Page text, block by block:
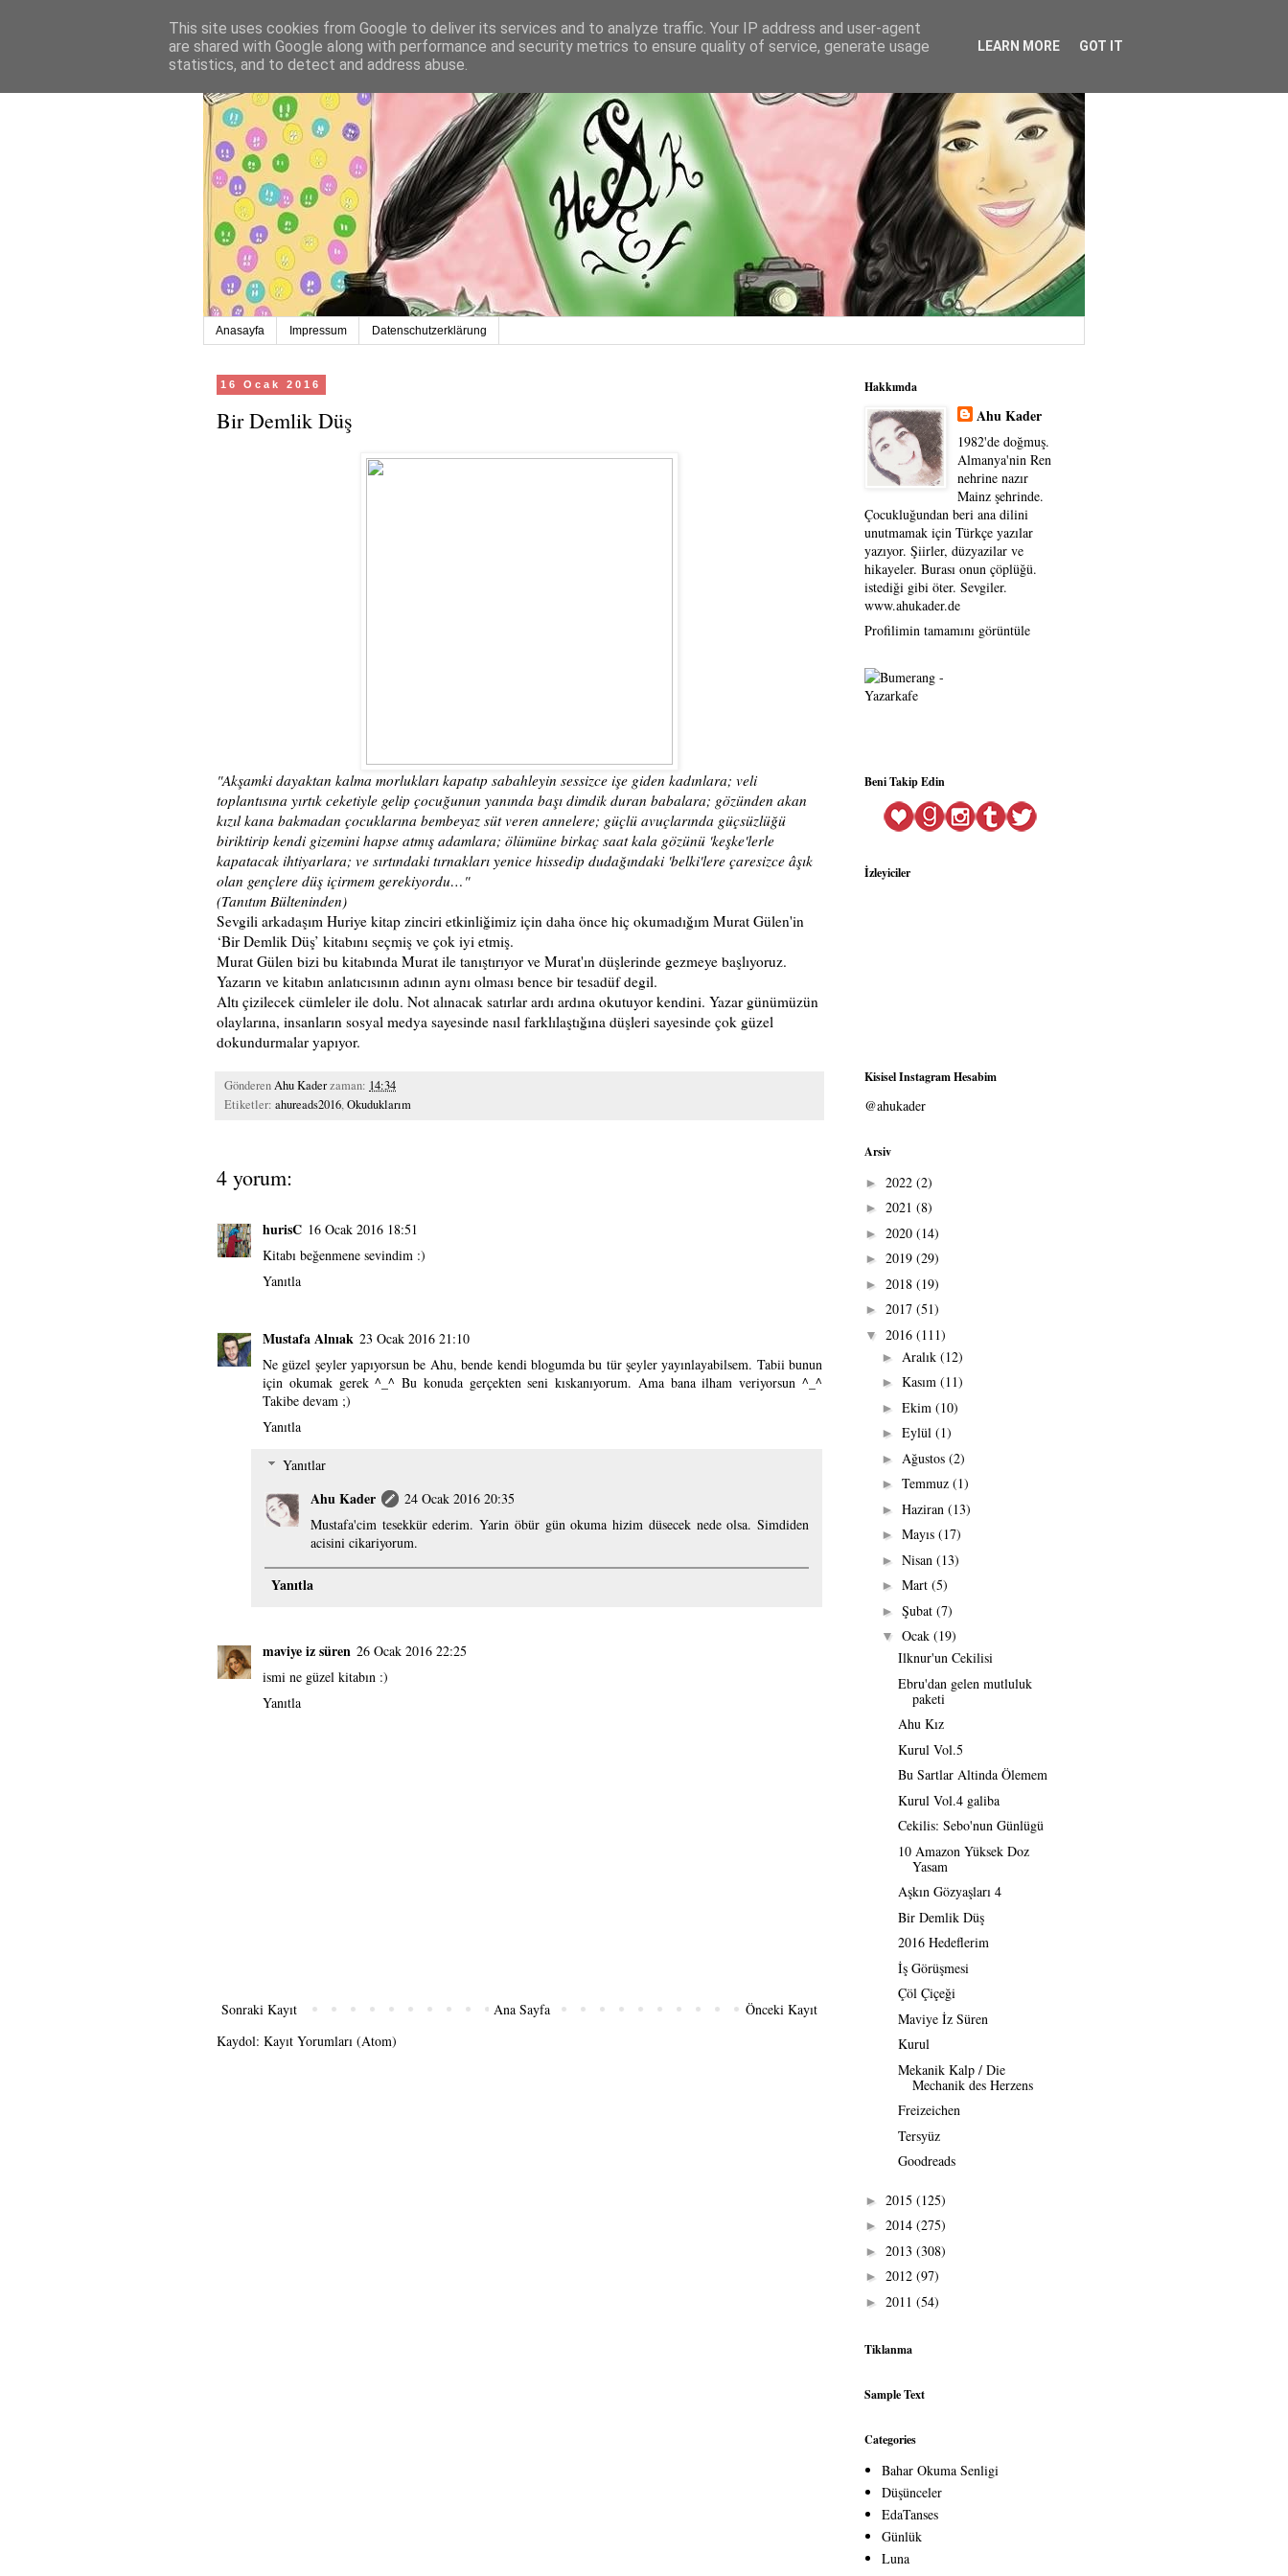
Anasayfa Impressum Datenschutzerklärung
16 Ocak 2016
Bir Demlik Düş
"Akşamki dayaktan kalma morlukları kapatıp sabahleyin sessizce işe giden kadınlara; veli
toplantısına yırtık ceketiyle gelip çocuğunun yanında başı dimdik duran babalara; gözünden akan
kızıl kana bakmadan çocuklarına bembeyaz süt veren annelere; güçlü avuçlarında güçsüzlüğü
biriktirip kendi gizemini hapse atmış adamlara; ölümüne birkaç saat kala gözünü 'keşke'lerle
kapatacak ihtiyarlara; ve sırtındaki tırnakları yenice hissedip dudağındaki 'belki'lere çaresizce âşık
olan gençlere düş içirmem gerekiyordu…"
(Tanıtım Bülteninden)
Sevgili arkadaşım Huriye kitap zinciri etkinliğimiz için daha önce hiç okumadığım Murat Gülen'in
‘Bir Demlik Düş’ kitabını seçmiş ve çok iyi etmiş.
Murat Gülen bizi bu kitabında Murat ile tanıştırıyor ve Murat'ın düşlerinde gezmeye başlıyoruz.
Yazarın ve kitabın anlatıcısının adının aynı olması bence bir tesadüf degil.
Altı çizilecek cümleler ile dolu. Not alınacak satırlar ardı ardına okutuyor kendini. Yazar günümüzün
olaylarına, insanların sosyal medya sayesinde nasıl farklılaştığına düşleri sayesinde çok güzel
dokundurmalar yapıyor.
GönderenAhu Kaderzaman: 14:34
Etiketler: ahureads2016,Okuduklarım
4 yorum:
hurisC 16 Ocak 2016 18:51
Kitabı beğenmene sevindim :)
Yanıtla
Mustafa Alnıak 23 Ocak 2016 21:10
Ne güzel şeyler yapıyorsun be Ahu, bende kendi blogumda bu tür şeyler yayınlayabilsem. Tabii bunun
için okumak gerek ^_^ Bu konuda gerçekten seni kıskanıyorum. Ama bana ilham veriyorsun ^_^
Takibe devam ;)
Yanıtla
Yanıtlar
Ahu Kader
24 Ocak 2016 20:35
Mustafa'cim tesekkür ederim. Yarin öbür gün okuma hizim düsecek nede olsa. Simdiden
acisini cikariyorum.
Yanıtla
maviye iz süren 26 Ocak 2016 22:25
ismi ne güzel kitabın :)
Yanıtla
Sonraki Kayıt Önceki Kayıt
Ana Sayfa
Kaydol: Kayıt Yorumları (Atom)
Hakkımda
Ahu Kader
1982'de doğmuş.
Almanya'nin Ren
nehrine nazır
Mainz şehrinde.
Çocukluğundan beri ana dilini
unutmamak için Türkçe yazılar
yazıyor. Şiirler, düzyazilar ve
hikayeler. Burası onun çöplüğü.
istediği gibi öter. Sevgiler.
www.ahukader.de
Profilimin tamamını görüntüle
Beni Takip Edin
İzleyiciler
Kisisel Instagram Hesabim
@ahukader
Arsiv
► 2022 (2)
► 2021 (8)
► 2020 (14)
► 2019 (29)
► 2018 (19)
► 2017 (51)
▼ 2016 (111)
► Aralık (12)
► Kasım (11)
► Ekim (10)
► Eylül (1)
► Ağustos (2)
► Temmuz (1)
► Haziran (13)
► Mayıs (17)
► Nisan (13)
► Mart (5)
► Şubat (7)
▼ Ocak (19)
Ilknur'un Cekilisi
Ebru'dan gelen mutluluk
paketi
Ahu Kız
Kurul Vol.5
Bu Sartlar Altinda Ölemem
Kurul Vol.4 galiba
Cekilis: Sebo'nun Günlügü
10 Amazon Yüksek Doz
Yasam
Aşkın Gözyaşları 4
Bir Demlik Düş
2016 Hedeflerim
İş Görüşmesi
Çöl Çiçeği
Maviye İz Süren
Kurul
Mekanik Kalp / Die
Mechanik des Herzens
Freizeichen
Tersyüz
Goodreads
► 2015 (125)
► 2014 (275)
► 2013 (308)
► 2012 (97)
► 2011 (54)
Tiklanma
Sample Text
Categories
Bahar Okuma Senligi
Düşünceler
EdaTanses
Günlük
Luna
This site uses cookies from Google to deliver its services and to analyze traffic. Your IP address and user-agent
are shared with Google along with performance and security metrics to ensure quality of service, generate usage
statistics, and to detect and address abuse.
LEARN MORE GOT IT